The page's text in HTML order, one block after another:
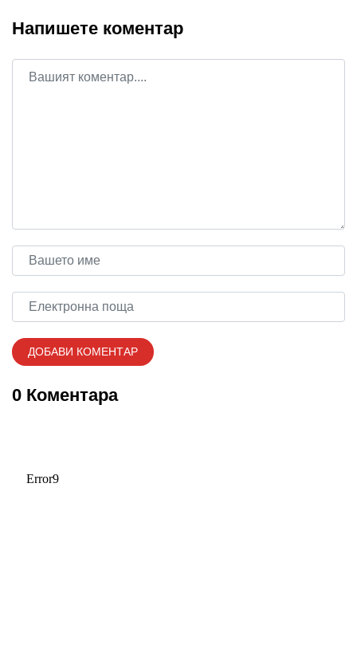
Напишете коментар
0 Коментара